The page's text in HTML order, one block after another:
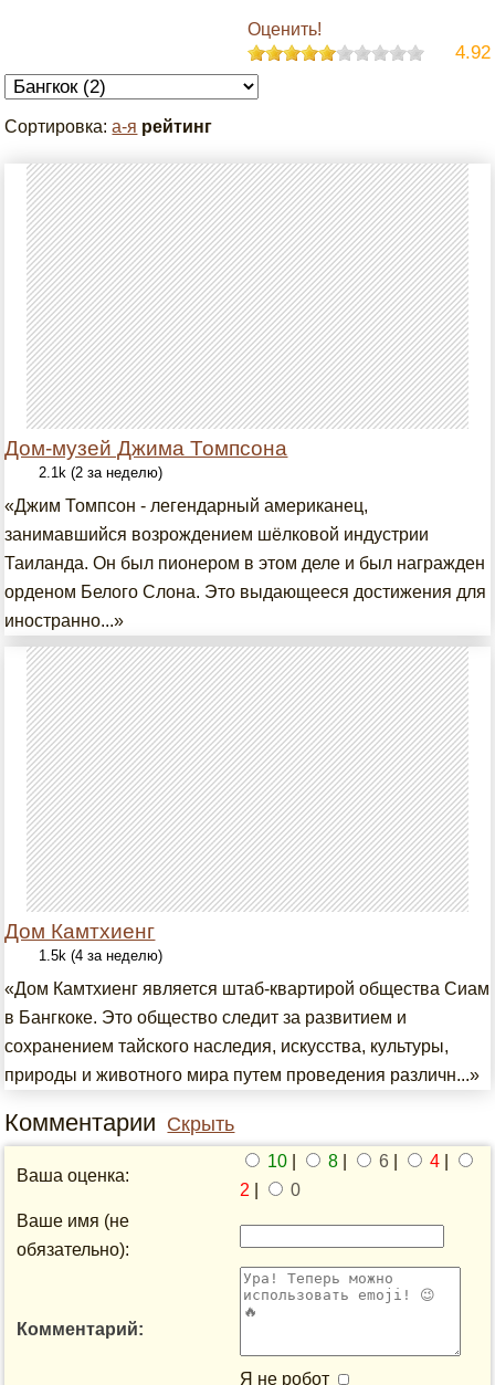
Оценить!
4.92
Сортировка:а-я рейтинг
Дом-музей Джима Томпсона
2.1k (2 за неделю)
«Джим Томпсон - легендарный американец,
занимавшийся возрождением шёлковой индустрии
Таиланда. Он был пионером в этом деле и был награжден
орденом Белого Слона. Это выдающееся достижения для
иностранно...»
Дом Камтхиенг
1.5k (4 за неделю)
«Дом Камтхиенг является штаб-квартирой общества Сиам
в Бангкоке. Это общество следит за развитием и
сохранением тайского наследия, искусства, культуры,
природы и животного мира путем проведения различн...»
Комментарии Скрыть
Ваша оценка:
10 8 6 4
2
0
Ваше имя (не
обязательно):
Комментарий:
Я не робот